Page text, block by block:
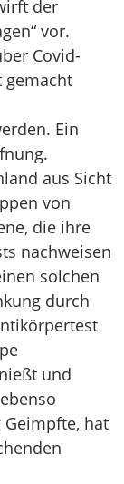
der
vor.
Covid-
gemacht
Ein
aus Sicht
von
die ihre
nachweisen
solchen
durch
und
hat